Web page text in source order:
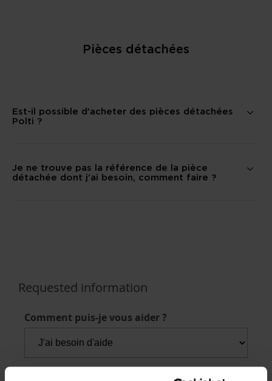
Pièces détachées
Est-il possible d’acheter des pièces détachées
Polti ?
Je ne trouve pas la référence de la pièce
détachée dont j’ai besoin, comment faire ?
Requested information
Comment puis-je vous aider ?